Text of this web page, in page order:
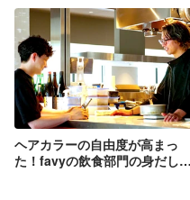
で働く理由
ヘアカラーの自由度が高まっ
た！favyの飲食部門の身だしな